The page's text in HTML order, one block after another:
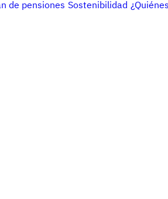
de pensiones Sostenibilidad